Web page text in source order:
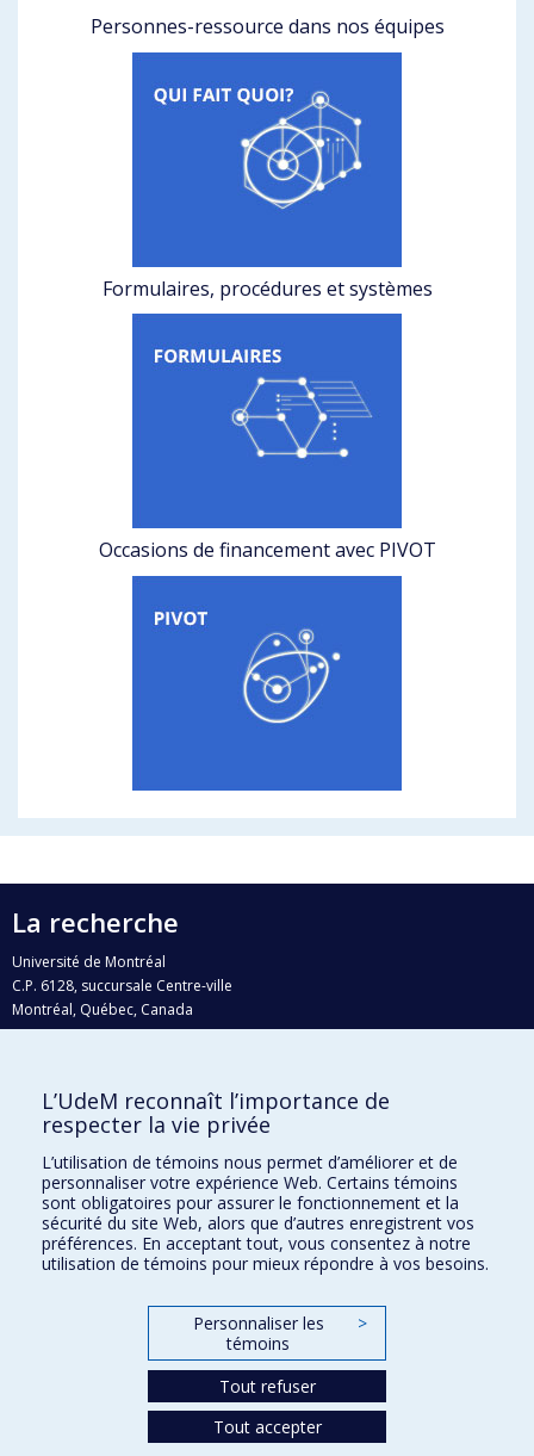
Personnes-ressource dans nos équipes
Formulaires, procédures et systèmes
Occasions de financement avec PIVOT
La recherche
Université de Montréal
C.P. 6128, succursale Centre-ville
Montréal, Québec, Canada
H3C 3J7
Qui fait quoi?
Nous trouver
Plan du site
Accessibilité
L’UdeM reconnaît l’importance de
respecter la vie privée
L’utilisation de témoins nous permet d’améliorer et de
personnaliser votre expérience Web. Certains témoins
sont obligatoires pour assurer le fonctionnement et la
sécurité du site Web, alors que d’autres enregistrent vos
préférences. En acceptant tout, vous consentez à notre
utilisation de témoins pour mieux répondre à vos besoins.
Personnaliser les
témoins
>
Tout refuser
Tout accepter